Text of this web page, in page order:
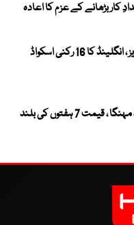
کار بڑھانے کے عزم کا اعادہ
پاکستان کیخلاف ٹیسٹ سیریز ، انگلینڈ کا 16 رکنی اسکواڈ
عالمی مارکیٹ میں سونا مزید مہنگا ، قیمت 7 ہفتوں کی بلند